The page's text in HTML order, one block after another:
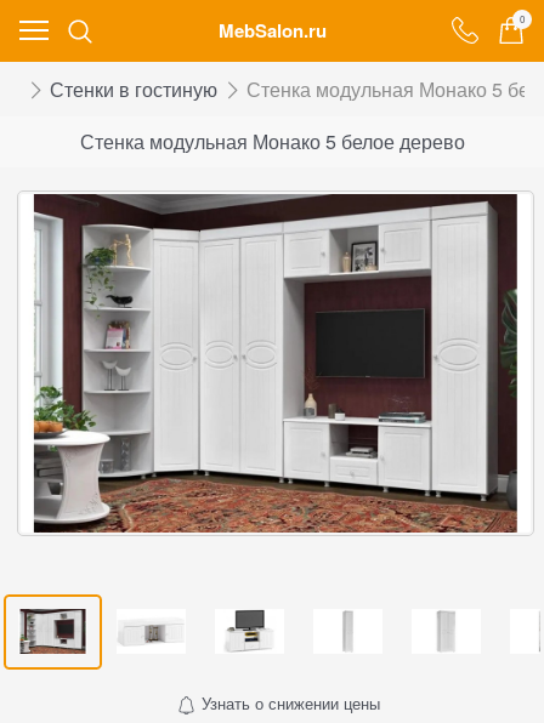
MebSalon.ru 0
Стенки в гостиную
Стенка модульная Монако 5
Стенка модульная Монако 5 белое дерево
Узнать о снижении цены